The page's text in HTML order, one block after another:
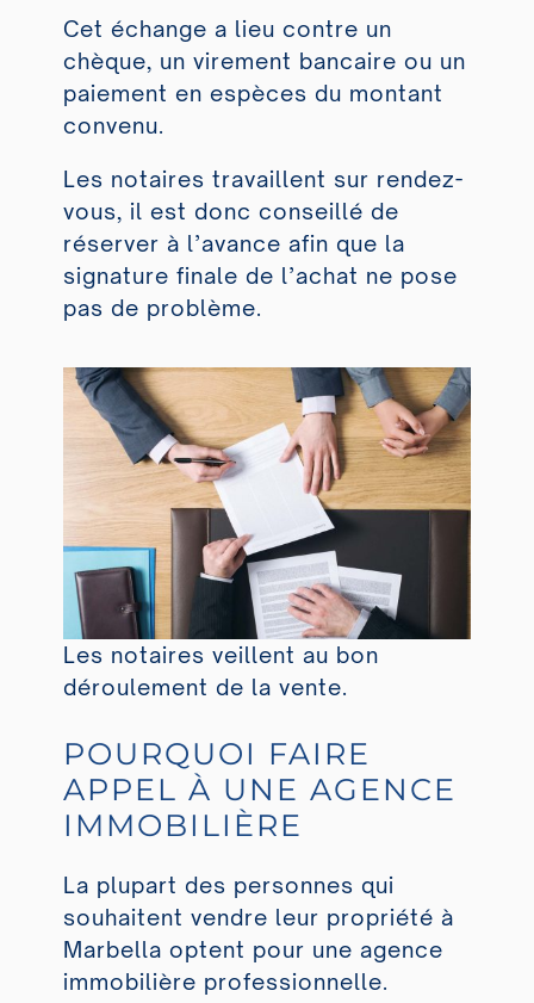
Cet échange a lieu contre un
chèque, un virement bancaire ou un
paiement en espèces du montant
convenu.
Les notaires travaillent sur rendez-
vous, il est donc conseillé de
réserver à l’avance afin que la
signature finale de l’achat ne pose
pas de problème.
Les notaires veillent au bon
déroulement de la vente.
POURQUOI FAIRE
APPEL À UNE AGENCE
IMMOBILIÈRE
La plupart des personnes qui
souhaitent vendre leur propriété à
Marbella optent pour une agence
immobilière professionnelle.